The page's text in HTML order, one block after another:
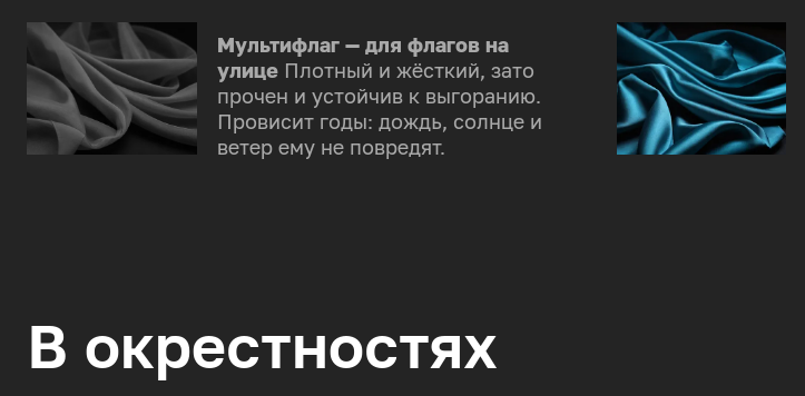
Мультифлаг — для флагов на
улицеПлотный и жёсткий, зато
прочен и устойчив к выгоранию.
Провисит годы: дождь, солнце и
ветер ему не повредят.
В окрестностях